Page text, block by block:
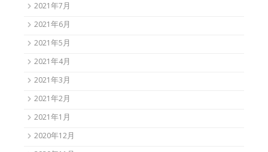
2021年7月
2021年6月
2021年5月
2021年4月
2021年3月
2021年2月
2021年1月
2020年12月